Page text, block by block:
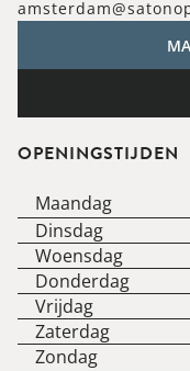
OPENINGSTIJDEN
Maandag
Dinsdag
Woensdag
Donderdag
Vrijdag
Zaterdag
Zondag